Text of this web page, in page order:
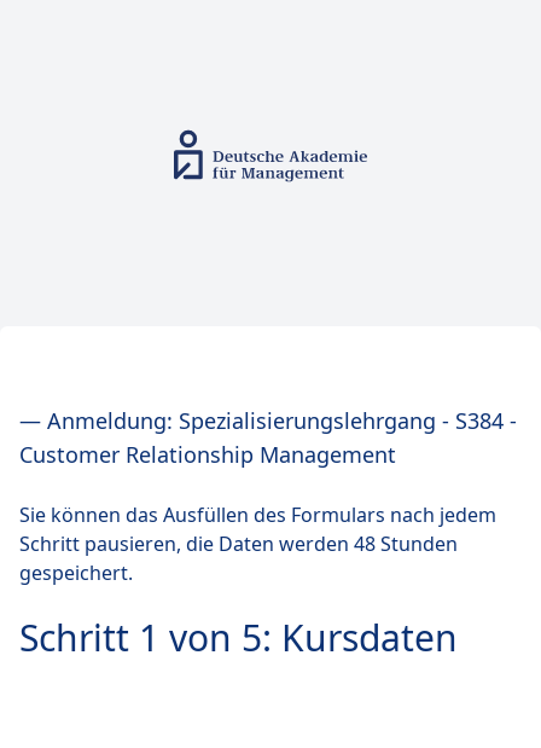
— Anmeldung: Spezialisierungslehrgang - S384 -
Customer Relationship Management
Sie können das Ausfüllen des Formulars nach jedem
Schritt pausieren, die Daten werden 48 Stunden
gespeichert.
Schritt 1 von 5: Kursdaten